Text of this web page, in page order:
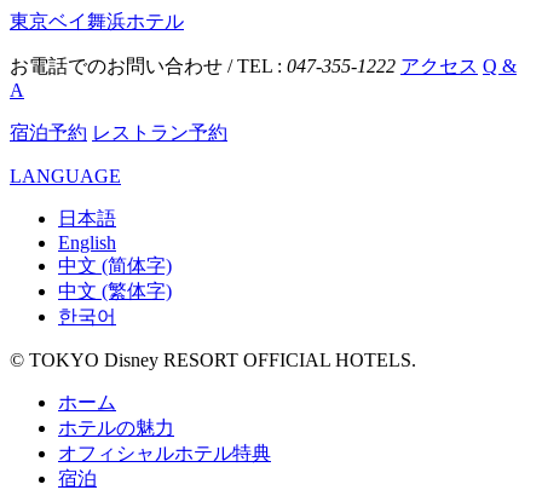
東京ベイ舞浜ホテル
お電話でのお問い合わせ / TEL : 047-355-1222 アクセス Q &
A
宿泊予約 レストラン予約
LANGUAGE
日本語
English
中文 (简体字)
中文 (繁体字)
한국어
© TOKYO Disney RESORT OFFICIAL HOTELS.
ホーム
ホテルの魅力
オフィシャルホテル特典
宿泊